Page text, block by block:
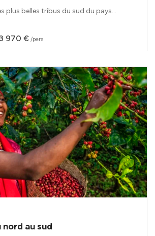
plus belles tribus du sud du pays...
3 970 € /pers
nord au sud